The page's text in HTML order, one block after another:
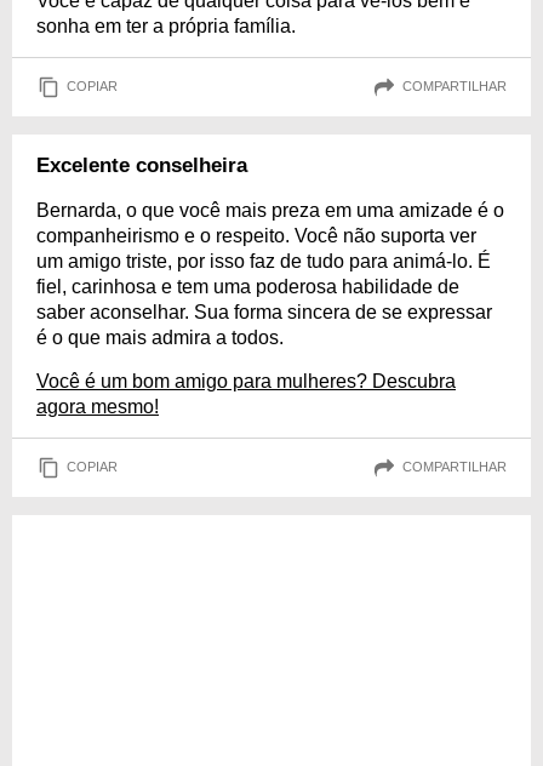
sonha em ter a própria família.
COPIAR COMPARTILHAR
Excelente conselheira
Bernarda, o que você mais preza em uma amizade é o
companheirismo e o respeito. Você não suporta ver
um amigo triste, por isso faz de tudo para animá-lo. É
fiel, carinhosa e tem uma poderosa habilidade de
saber aconselhar. Sua forma sincera de se expressar
é o que mais admira a todos.
Você é um bom amigo para mulheres? Descubra
agora mesmo!
COPIAR COMPARTILHAR